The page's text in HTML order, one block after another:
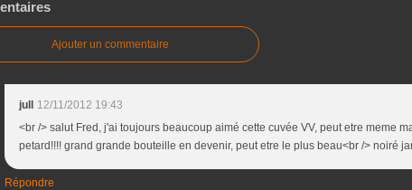
Ajouter un commentaire
jull 12/11/2012 19:43
<br /> salut Fred, j'ai toujours beaucoup aimé cette cuvée VV, peut etre meme
petard!!!! grand grande bouteille en devenir, peut etre le plus beau<br /> noiré
Répondre